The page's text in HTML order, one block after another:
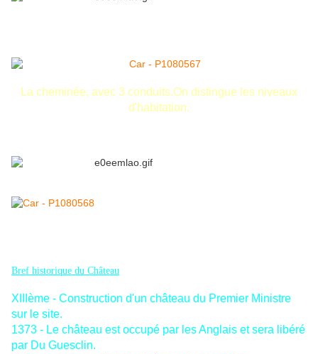
La cheminée, avec 3 conduits.On distingue les niveaux
d'habitation.
Bref historique du Château
XIIIème - Construction d'un château du Premier Ministre
sur le site.
1373 - Le château est occupé par les Anglais et sera libéré
par Du Guesclin.